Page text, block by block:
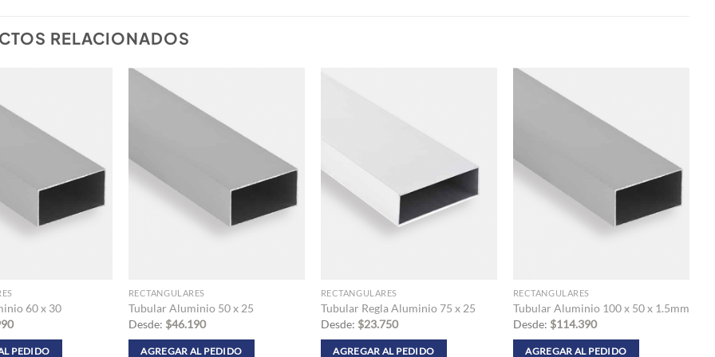
RELACIONADOS
60 x 30
PEDIDO
RECTANGULARES
Tubular Aluminio 50 x 25
Desde: $46.190
AGREGAR AL PEDIDO
RECTANGULARES
Tubular Regla Aluminio 75 x 25
Desde: $23.750
AGREGAR AL PEDIDO
RECTANGULARES
Tubular Aluminio 100 x 50 x 1.5mm
Desde: $114.390
AGREGAR AL PEDIDO